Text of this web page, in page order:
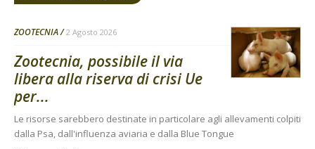
ZOOTECNIA 2 Agosto 2026
Zootecnia, possibile il via
libera alla riserva di crisi Ue
per...
Le risorse sarebbero destinate in particolare agli allevamenti colpiti
dalla Psa, dall'influenza aviaria e dalla Blue Tongue